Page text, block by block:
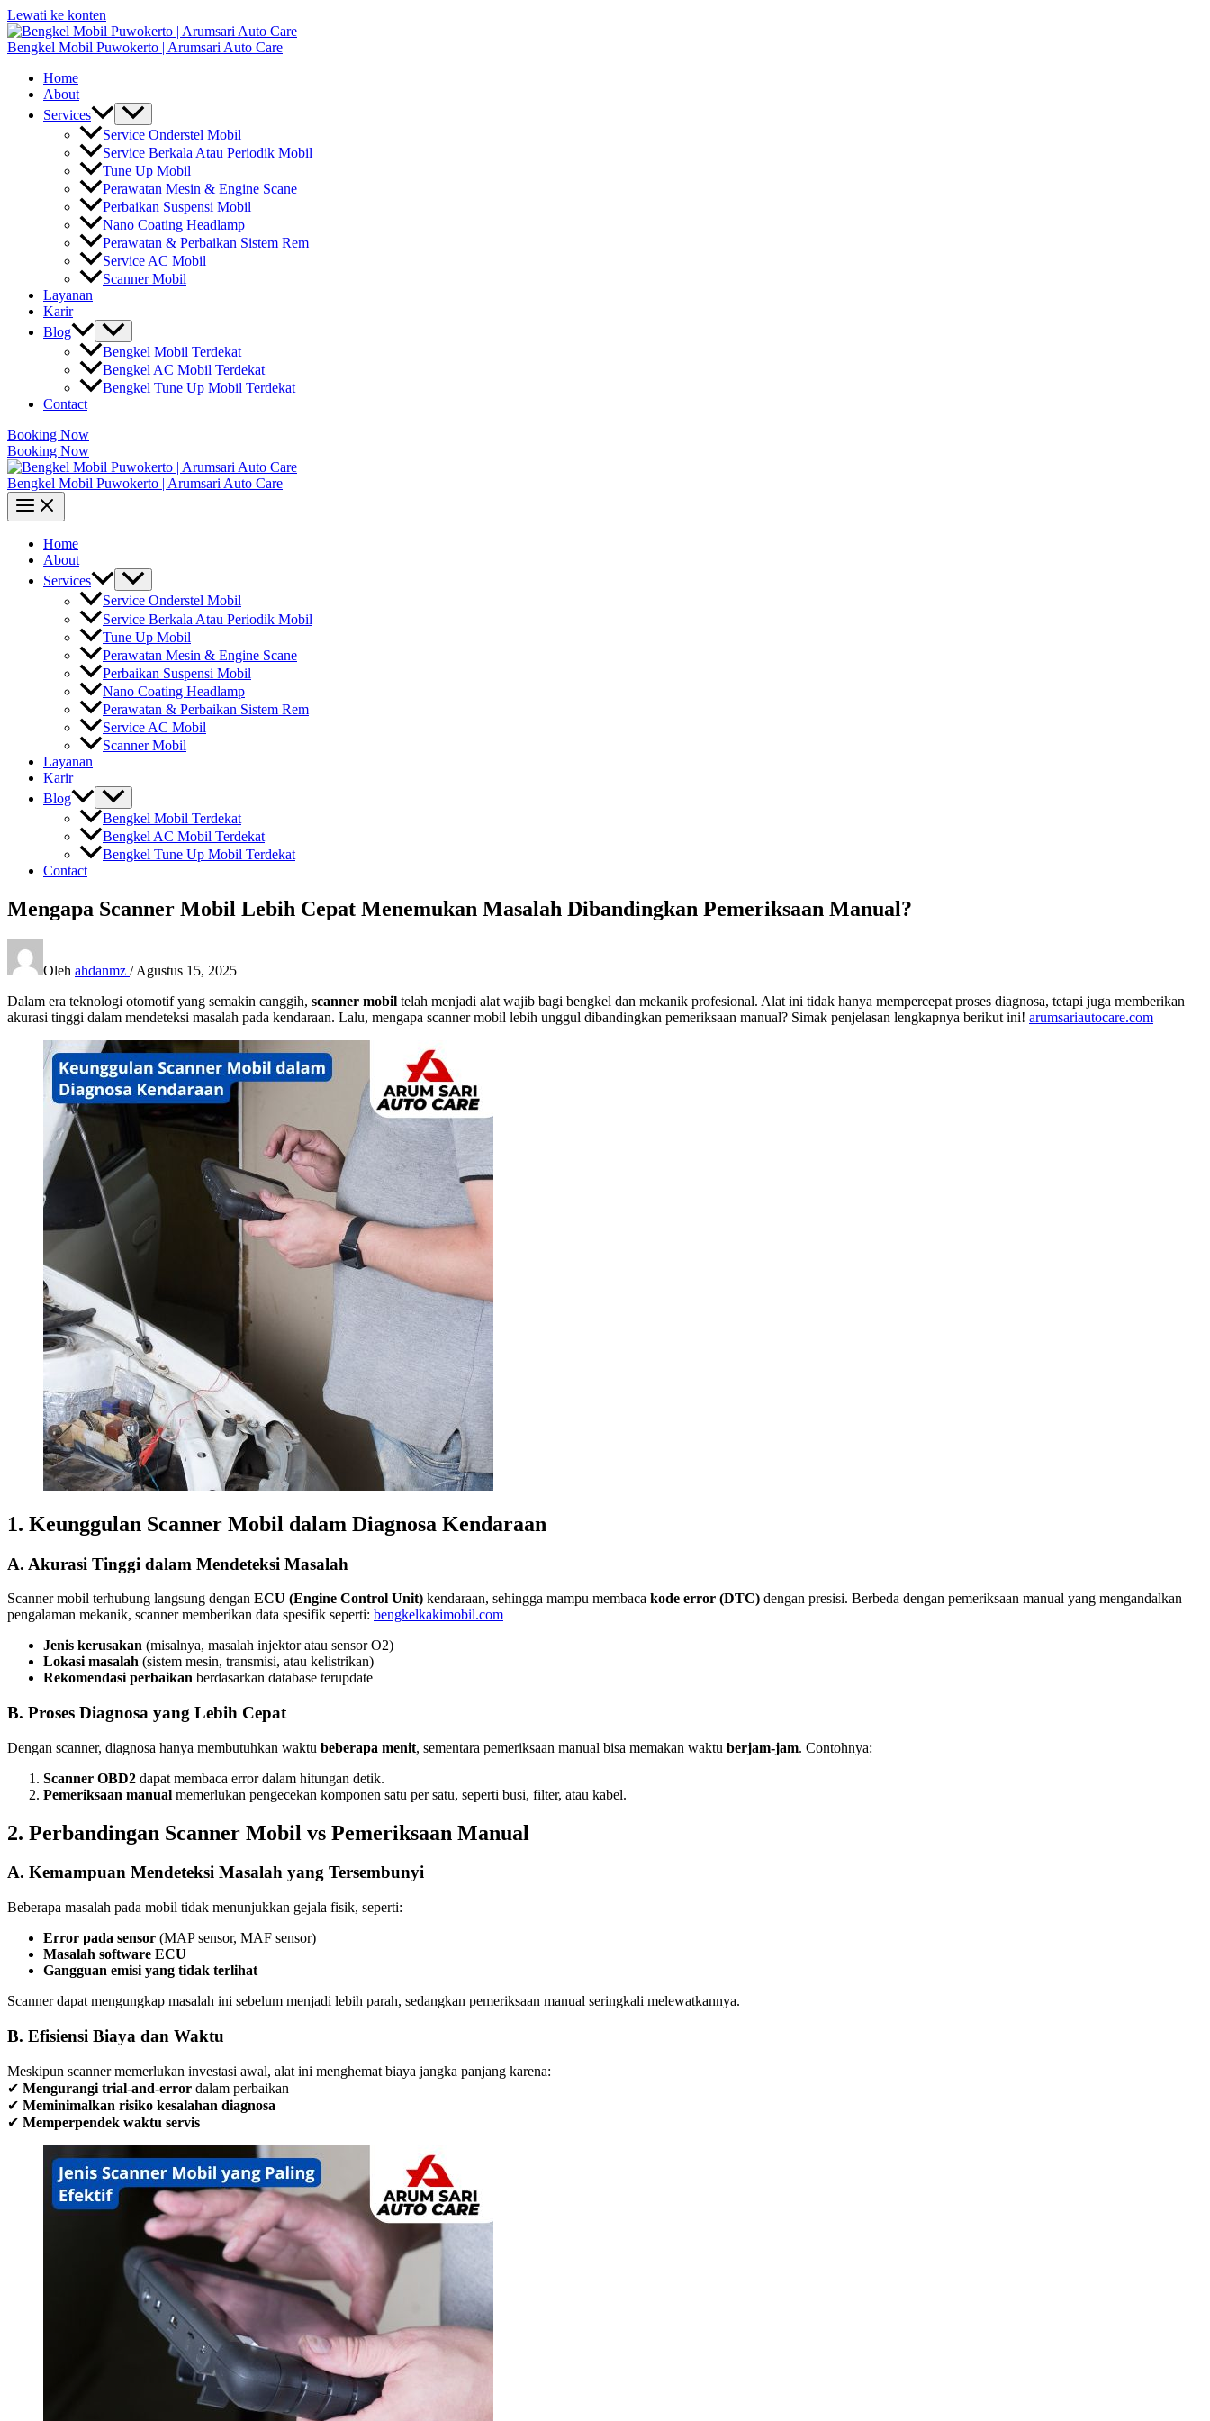
Lewati ke konten
Bengkel Mobil Puwokerto | Arumsari Auto Care
Home
About
Services
Service Onderstel Mobil
Service Berkala Atau Periodik Mobil
Tune Up Mobil
Perawatan Mesin & Engine Scane
Perbaikan Suspensi Mobil
Nano Coating Headlamp
Perawatan & Perbaikan Sistem Rem
Service AC Mobil
Scanner Mobil
Layanan
Karir
Blog
Bengkel Mobil Terdekat
Bengkel AC Mobil Terdekat
Bengkel Tune Up Mobil Terdekat
Contact
Booking Now
Booking Now
Bengkel Mobil Puwokerto | Arumsari Auto Care
Home
About
Services
Service Onderstel Mobil
Service Berkala Atau Periodik Mobil
Tune Up Mobil
Perawatan Mesin & Engine Scane
Perbaikan Suspensi Mobil
Nano Coating Headlamp
Perawatan & Perbaikan Sistem Rem
Service AC Mobil
Scanner Mobil
Layanan
Karir
Blog
Bengkel Mobil Terdekat
Bengkel AC Mobil Terdekat
Bengkel Tune Up Mobil Terdekat
Contact
Mengapa Scanner Mobil Lebih Cepat Menemukan Masalah Dibandingkan Pemeriksaan Manual?
Oleh ahdanmz /Agustus 15, 2025
Dalam era teknologi otomotif yang semakin canggih, scanner mobil telah menjadi alat wajib bagi bengkel dan mekanik profesional. Alat ini tidak hanya mempercepat proses diagnosa, tetapi juga memberikan
akurasi tinggi dalam mendeteksi masalah pada kendaraan. Lalu, mengapa scanner mobil lebih unggul dibandingkan pemeriksaan manual? Simak penjelasan lengkapnya berikut ini! arumsariautocare.com
1. Keunggulan Scanner Mobil dalam Diagnosa Kendaraan
A. Akurasi Tinggi dalam Mendeteksi Masalah
Scanner mobil terhubung langsung dengan ECU (Engine Control Unit) kendaraan, sehingga mampu membaca kode error (DTC) dengan presisi. Berbeda dengan pemeriksaan manual yang mengandalkan
pengalaman mekanik, scanner memberikan data spesifik seperti: bengkelkakimobil.com
Jenis kerusakan (misalnya, masalah injektor atau sensor O2)
Lokasi masalah (sistem mesin, transmisi, atau kelistrikan)
Rekomendasi perbaikan berdasarkan database terupdate
B. Proses Diagnosa yang Lebih Cepat
Dengan scanner, diagnosa hanya membutuhkan waktu beberapa menit, sementara pemeriksaan manual bisa memakan waktu berjam-jam. Contohnya:
Scanner OBD2 dapat membaca error dalam hitungan detik.
Pemeriksaan manual memerlukan pengecekan komponen satu per satu, seperti busi, filter, atau kabel.
2. Perbandingan Scanner Mobil vs Pemeriksaan Manual
A. Kemampuan Mendeteksi Masalah yang Tersembunyi
Beberapa masalah pada mobil tidak menunjukkan gejala fisik, seperti:
Error pada sensor (MAP sensor, MAF sensor)
Masalah software ECU
Gangguan emisi yang tidak terlihat
Scanner dapat mengungkap masalah ini sebelum menjadi lebih parah, sedangkan pemeriksaan manual seringkali melewatkannya.
B. Efisiensi Biaya dan Waktu
Meskipun scanner memerlukan investasi awal, alat ini menghemat biaya jangka panjang karena:
✔ Mengurangi trial-and-error dalam perbaikan
✔ Meminimalkan risiko kesalahan diagnosa
✔ Memperpendek waktu servis